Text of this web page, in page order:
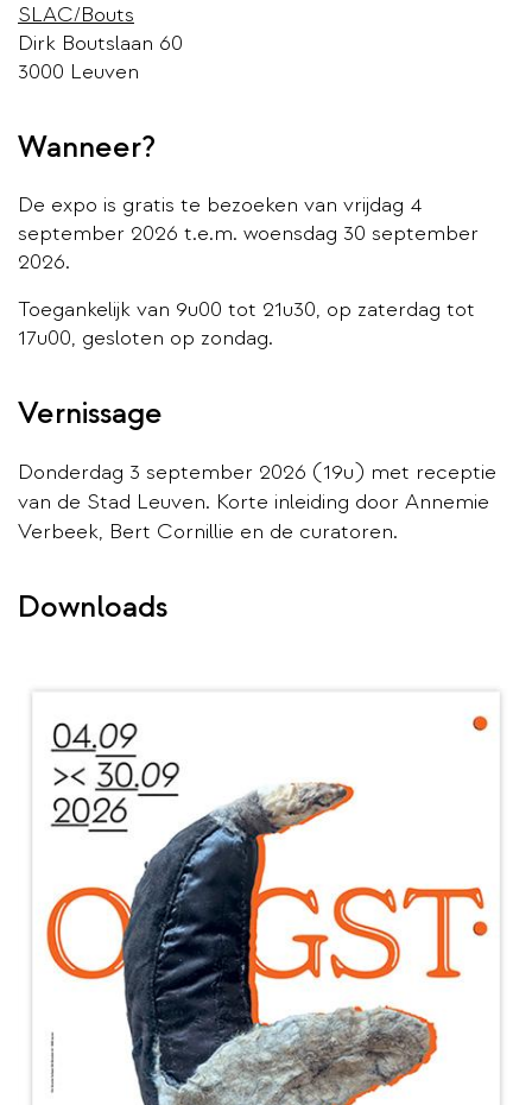
SLAC/Bouts
Dirk Boutslaan 60
3000 Leuven
Wanneer?
De expo is gratis te bezoeken van vrijdag 4
september 2026 t.e.m. woensdag 30 september
2026.
Toegankelijk van 9u00 tot 21u30, op zaterdag tot
17u00, gesloten op zondag.
Vernissage
Donderdag 3 september 2026 (19u) met receptie
van de Stad Leuven. Korte inleiding door Annemie
Verbeek, Bert Cornillie en de curatoren.
Downloads